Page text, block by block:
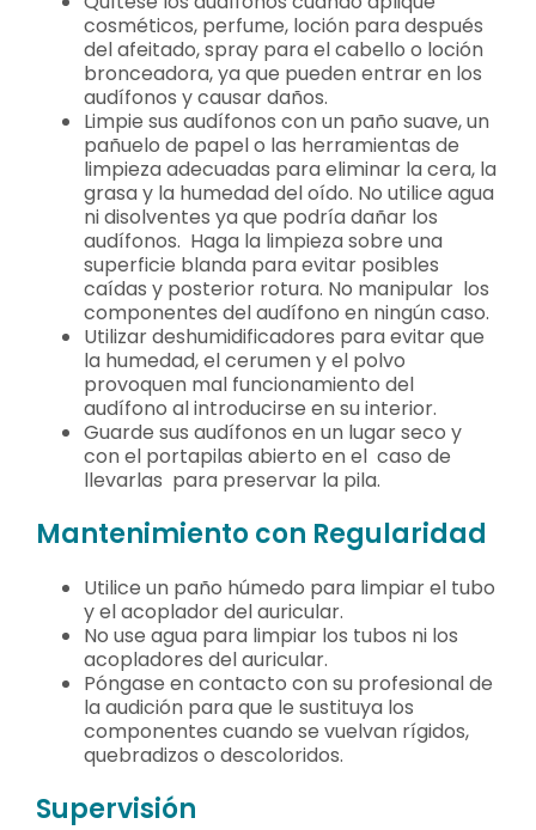
cosméticos, perfume, loción para después
del afeitado, spray para el cabello o loción
bronceadora, ya que pueden entrar en los
audífonos y causar daños.
Limpie sus audífonos con un paño suave, un
pañuelo de papel o las herramientas de
limpieza adecuadas para eliminar la cera, la
grasa y la humedad del oído. No utilice agua
ni disolventes ya que podría dañar los
audífonos. Haga la limpieza sobre una
superficie blanda para evitar posibles
caídas y posterior rotura. No manipular los
componentes del audífono en ningún caso.
Utilizar deshumidificadores para evitar que
la humedad, el cerumen y el polvo
provoquen mal funcionamiento del
audífono al introducirse en su interior.
Guarde sus audífonos en un lugar seco y
con el portapilas abierto en el caso de
llevarlas para preservar la pila.
Mantenimiento con Regularidad
Utilice un paño húmedo para limpiar el tubo
y el acoplador del auricular.
No use agua para limpiar los tubos ni los
acopladores del auricular.
Póngase en contacto con su profesional de
la audición para que le sustituya los
componentes cuando se vuelvan rígidos,
quebradizos o descoloridos.
Supervisión